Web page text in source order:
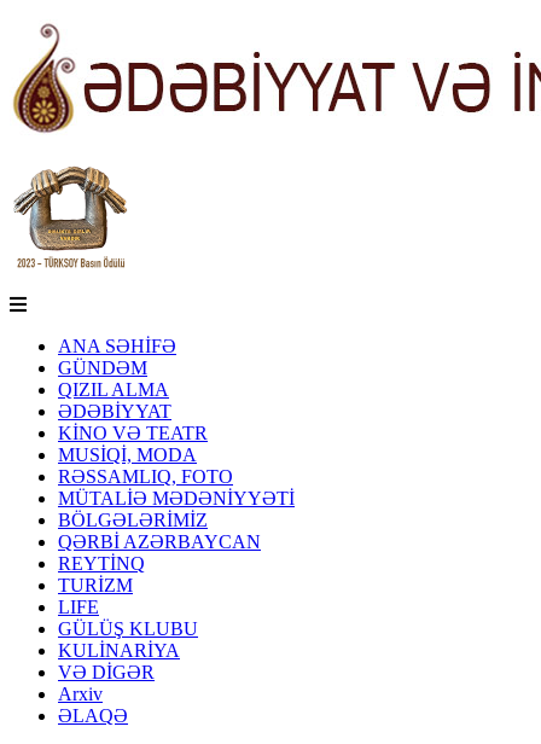
ANA SƏHİFƏ
GÜNDƏM
QIZIL ALMA
ƏDƏBİYYAT
KİNO VƏ TEATR
MUSİQİ, MODA
RƏSSAMLIQ, FOTO
MÜTALİƏ MƏDƏNİYYƏTİ
BÖLGƏLƏRİMİZ
QƏRBİ AZƏRBAYCAN
REYTİNQ
TURİZM
LIFE
GÜLÜŞ KLUBU
KULİNARİYA
VƏ DİGƏR
Arxiv
ƏLAQƏ